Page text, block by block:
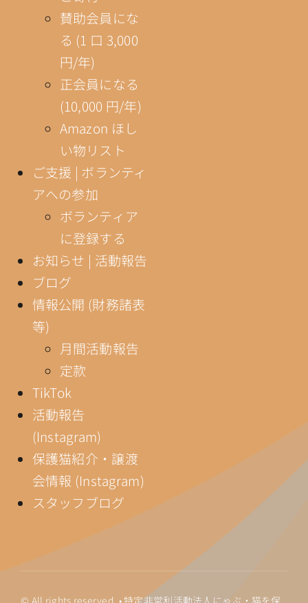
賛助会員にな
る (1 口 3,000
円/年)
正会員になる
(10,000 円/年)
Amazon ほし
い物リスト
ご支援 | ボランティ
アへの参加
ボランティア
に登録する
お知らせ | 活動報告
ブログ
情報公開 (財務諸表
等)
月間活動報告
定款
TikTok
活動報告
(Instagram)
保護猫紹介・譲渡
会情報 (Instagram)
スタッフブログ
© All rights reserved. • 特定非営利活動法人にゃぶ・猫を保